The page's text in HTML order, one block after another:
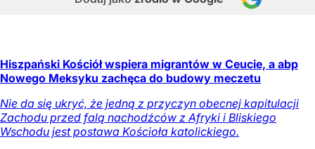
Hiszpański Kościół wspiera migrantów w Ceucie, a abp
Nowego Meksyku zachęca do budowy meczetu
Nie da się ukryć, że jedną z przyczyn obecnej kapitulacji
Zachodu przed falą nachodźców z Afryki i Bliskiego
Wschodu jest postawa Kościoła katolickiego.